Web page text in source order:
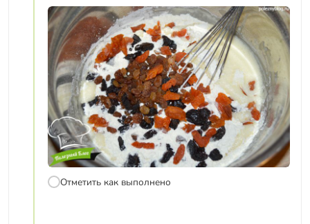
Отметить как выполнено